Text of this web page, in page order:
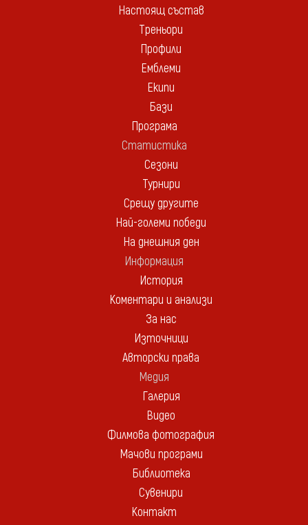
Настоящ състав
Треньори
Профили
Емблеми
Екипи
Бази
Програма
Статистика
Сезони
Турнири
Срещу другите
Най-големи победи
На днешния ден
Информация
История
Коментари и анализи
За нас
Източници
Авторски права
Медия
Галерия
Видео
Филмова фотография
Мачови програми
Библиотека
Сувенири
Контакт